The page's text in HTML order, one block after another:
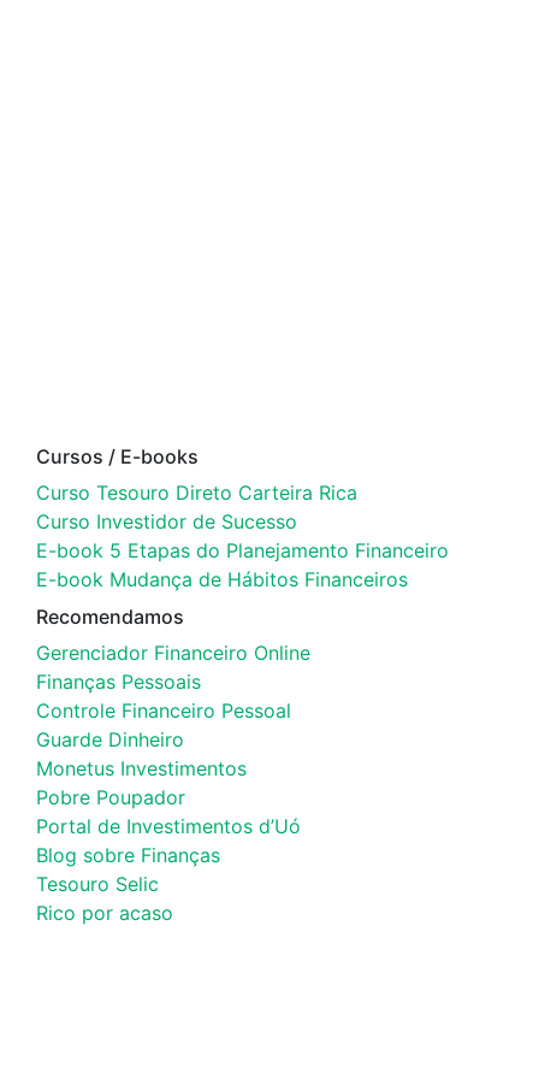
Cursos / E-books
Curso Tesouro Direto Carteira Rica
Curso Investidor de Sucesso
E-book 5 Etapas do Planejamento Financeiro
E-book Mudança de Hábitos Financeiros
Recomendamos
Gerenciador Financeiro Online
Finanças Pessoais
Controle Financeiro Pessoal
Guarde Dinheiro
Monetus Investimentos
Pobre Poupador
Portal de Investimentos d’Uó
Blog sobre Finanças
Tesouro Selic
Rico por acaso